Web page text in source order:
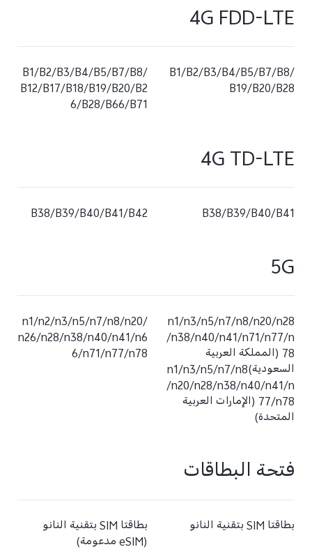
4G FDD-LTE
B1/B2/B3/B4/B5/B7/B8/
B19/B20/B28
B1/B2/B3/B4/B5/B7/B8/
B12/B17/B18/B19/B20/B2
6/B28/B66/B71
4G TD-LTE
B38/B39/B40/B41
B38/B39/B40/B41/B42
5G
n1/n3/n5/n7/n8/n20/n28
/n38/n40/n41/n71/n77/n
78 (المملكة العربية
السعودية)n1/n3/n5/n7/n8
/n20/n28/n38/n40/n41/n
77/n78 (الإمارات العربية
المتحدة)
n1/n2/n3/n5/n7/n8/n20/
n26/n28/n38/n40/n41/n6
6/n71/n77/n78
فتحة البطاقات
بطاقتا SIM بتقنية النانو
بطاقتا SIM بتقنية النانو
(eSIM مدعومة)